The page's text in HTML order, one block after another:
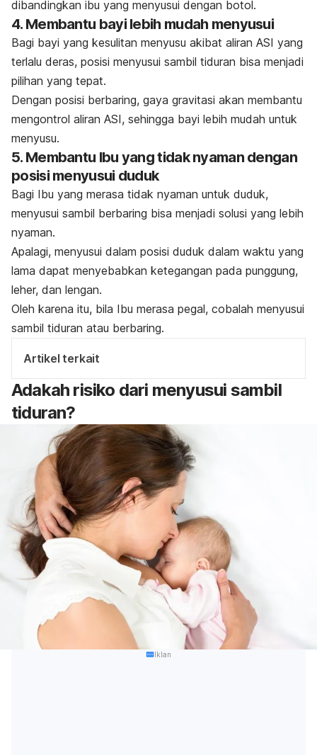
dibandingkan ibu yang menyusui dengan botol.
4. Membantu bayi lebih mudah menyusui
Bagi bayi yang kesulitan menyusu akibat aliran ASI yang
terlalu deras, posisi menyusui sambil tiduran bisa menjadi
pilihan yang tepat.
Dengan posisi berbaring, gaya gravitasi akan membantu
mengontrol aliran ASI, sehingga bayi lebih mudah untuk
menyusu.
5. Membantu Ibu yang tidak nyaman dengan
posisi menyusui duduk
Bagi Ibu yang merasa tidak nyaman untuk duduk,
menyusui sambil berbaring bisa menjadi solusi yang lebih
nyaman.
Apalagi, menyusui dalam posisi duduk dalam waktu yang
lama dapat menyebabkan ketegangan pada punggung,
leher, dan lengan.
Oleh karena itu, bila Ibu merasa pegal, cobalah menyusui
sambil tiduran atau berbaring.
Artikel terkait
Adakah risiko dari menyusui sambil
tiduran?
Iklan